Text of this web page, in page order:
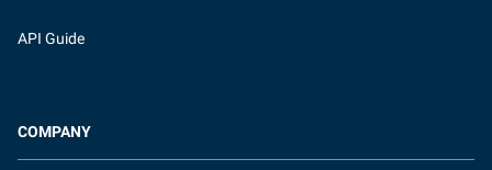
API Guide
COMPANY